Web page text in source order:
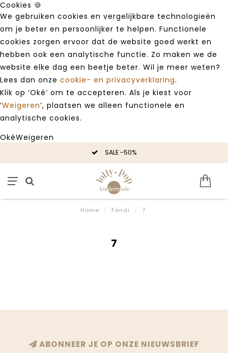
Cookies 🍪
We gebruiken cookies en vergelijkbare technologieën
om je beter en persoonlijker te helpen. Functionele
cookies zorgen ervoor dat de website goed werkt en
hebben ook een analytische functie. Zo maken we de
website elke dag een beetje beter. Wil je meer weten?
Lees dan onze cookie- en privacyverklaring.
Klik op ‘Oké’ om te accepteren. Als je kiest voor
‘Weigeren’, plaatsen we alleen functionele en
analytische cookies.
OkéWeigeren
SALE -50%
Home / Fendi / 7
7
ABONNEER JE OP ONZE NIEUWSBRIEF